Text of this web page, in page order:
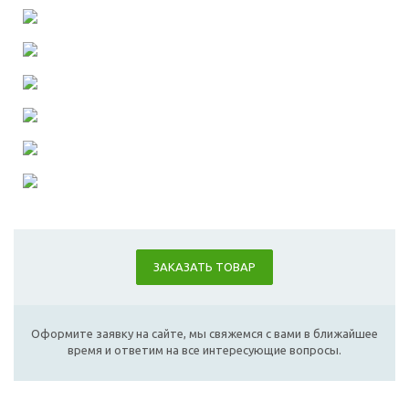
ЗАКАЗАТЬ ТОВАР
Оформите заявку на сайте, мы свяжемся с вами в ближайшее
время и ответим на все интересующие вопросы.